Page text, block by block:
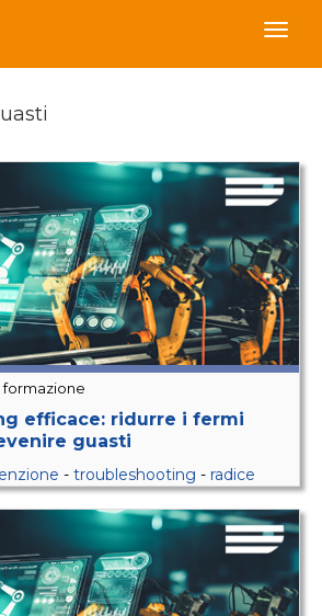
formazione
efficace: ridurre i fermi
guasti
- troubleshooting - radice